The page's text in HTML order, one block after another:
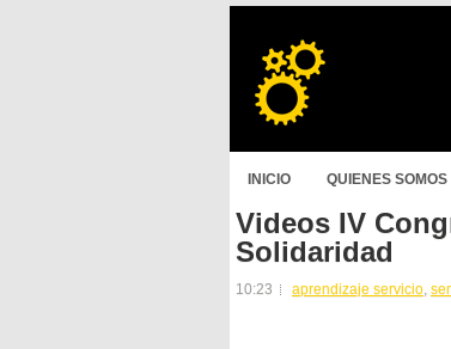
INICIO QUIENES SOMOS
Videos IV
Solidaridad
10:23 aprendizaje servicio,